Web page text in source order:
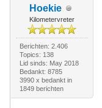
Hoekie
Kilometervreter
Berichten: 2.406
Topics: 138
Lid sinds: May 2018
Bedankt: 8785
3990 x bedankt in
1849 berichten